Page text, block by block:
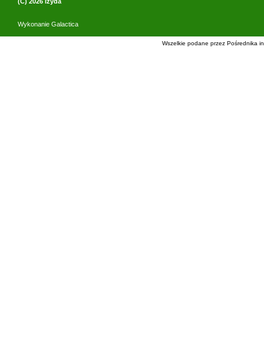
Wykonanie Galactica
Wszelkie podane przez Pośrednika